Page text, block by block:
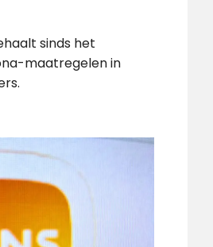
sinds het
maatregelen in